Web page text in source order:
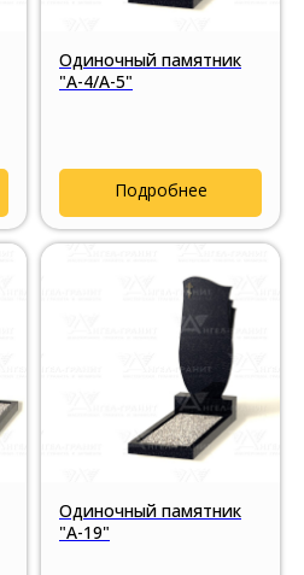
Одиночный памятник
"А-4/А-5"
Подробнее
Одиночный памятник
"А-19"